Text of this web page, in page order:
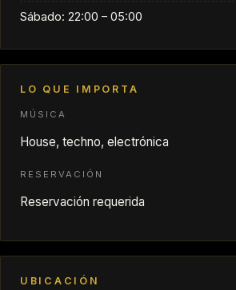
Sábado: 22:00 – 05:00
LO QUE IMPORTA
MÚSICA
House, techno, electrónica
RESERVACIÓN
Reservación requerida
UBICACIÓN